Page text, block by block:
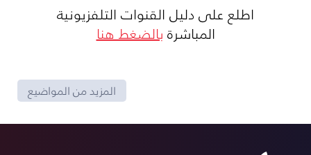
اطلع على دليل القنوات التلفزيونية
المباشرةبالضغط هنا
المزيد من المواضيع